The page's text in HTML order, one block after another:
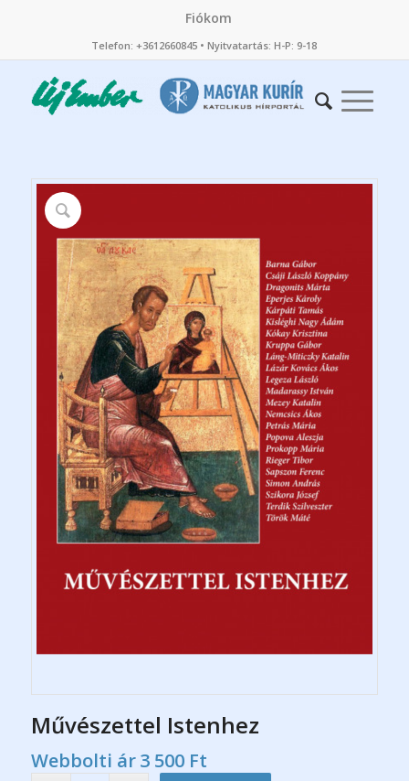
Fiókom
Telefon: +3612660845 • Nyitvatartás: H-P: 9-18
Művészettel Istenhez
Webbolti ár 3 500 Ft